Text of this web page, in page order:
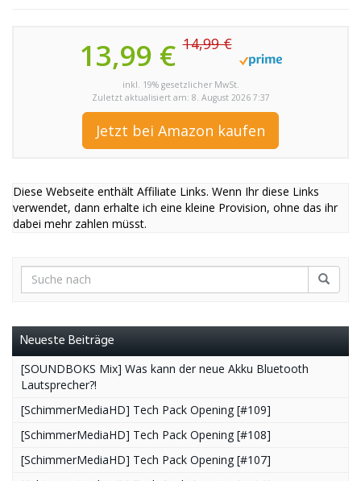
13,99 €14,99 €
inkl. 19% gesetzlicher MwSt.
Zuletzt aktualisiert am: 8. August 2026 7:37
Jetzt bei Amazon kaufen
Diese Webseite enthält Affiliate Links. Wenn Ihr diese Links
verwendet, dann erhalte ich eine kleine Provision, ohne das ihr
dabei mehr zahlen müsst.
Neueste Beiträge
[SOUNDBOKS Mix] Was kann der neue Akku Bluetooth
Lautsprecher?!
[SchimmerMediaHD] Tech Pack Opening [#109]
[SchimmerMediaHD] Tech Pack Opening [#108]
[SchimmerMediaHD] Tech Pack Opening [#107]